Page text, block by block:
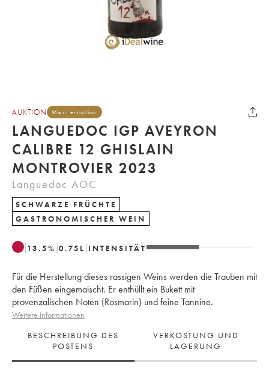
AUKTION Mwst. erstattbar
LANGUEDOC IGP AVEYRON
CALIBRE 12 GHISLAIN
MONTROVIER 2023
Languedoc AOC
SCHWARZE FRÜCHTE
GASTRONOMISCHER WEIN
13.5% 0.75 L INTENSITÄT
Für die Herstellung dieses rassigen Weins werden die Trauben mit
den Füßen eingemaischt. Er enthüllt ein Bukett mit
provenzalischen Noten (Rosmarin) und feine Tannine.
Weitere Informationen
BESCHREIBUNG DES
POSTENS
VERKOSTUNG UND
LAGERUNG